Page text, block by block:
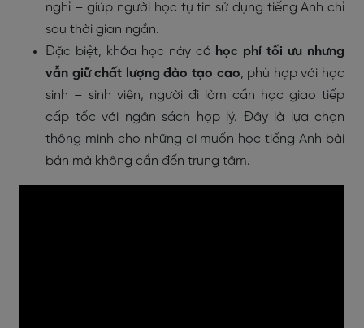
nghỉ – giúp người học tự tin sử dụng tiếng Anh chỉ
sau thời gian ngắn.
Đặc biệt, khóa học này có học phí tối ưu nhưng
vẫn giữ chất lượng đào tạo cao, phù hợp với học
sinh – sinh viên, người đi làm cần học giao tiếp
cấp tốc với ngân sách hợp lý. Đây là lựa chọn
thông minh cho những ai muốn học tiếng Anh bài
bản mà không cần đến trung tâm.